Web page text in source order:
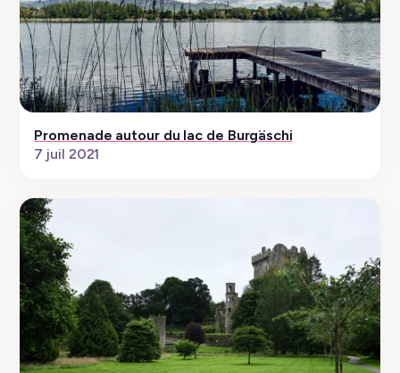
Promenade autour du lac de Burgäschi
7 juil 2021